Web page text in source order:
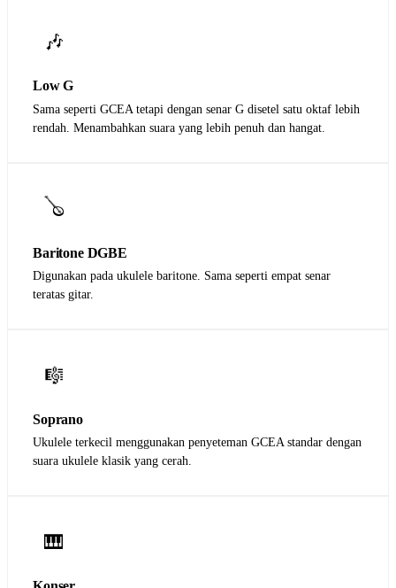
🎶
Low G
Sama seperti GCEA tetapi dengan senar G disetel satu oktaf lebih
rendah. Menambahkan suara yang lebih penuh dan hangat.
🪕
Baritone DGBE
Digunakan pada ukulele baritone. Sama seperti empat senar
teratas gitar.
🎼
Soprano
Ukulele terkecil menggunakan penyeteman GCEA standar dengan
suara ukulele klasik yang cerah.
🎹